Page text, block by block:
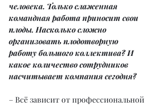
человека. Только слаженная
командная работа приносит свои
плоды. Насколько сложно
организовать плодотворную
работу большого коллектива? И
какое количество сотрудников
насчитывает компания сегодня?
– Всё зависит от профессиональной